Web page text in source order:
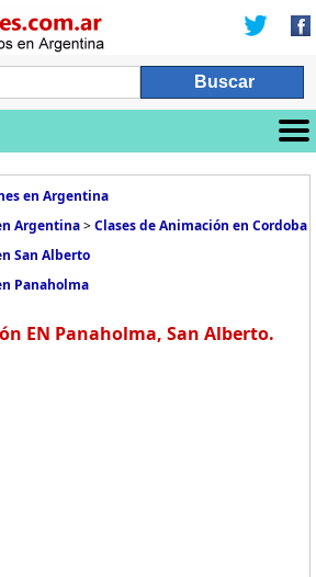
en Argentina
Argentina>Clases de Animación en Cordoba
San Alberto
Panaholma
EN Panaholma, San Alberto.